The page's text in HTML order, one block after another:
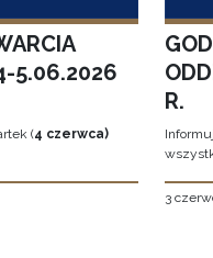
5.06.2026
(4 czerwca)
R.
3